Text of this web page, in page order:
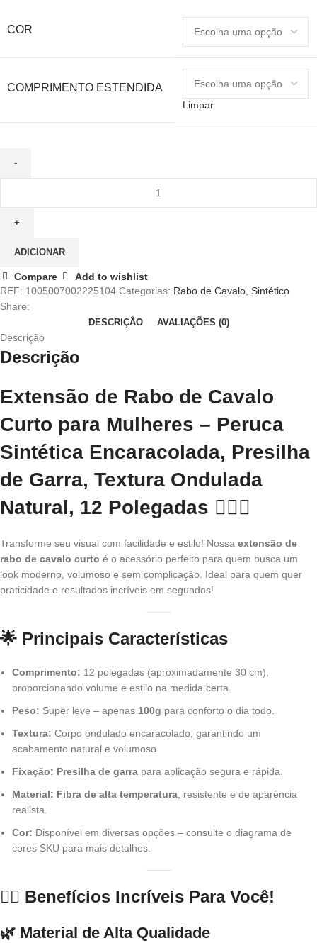
COR
COMPRIMENTO ESTENDIDA
Limpar
ADICIONAR
Compare
Add to wishlist
REF: 1005007002225104 Categorias: Rabo de Cavalo, Sintético
Share:
DESCRIÇÃO AVALIAÇÕES (0)
Descrição
Descrição
Extensão de Rabo de Cavalo
Curto para Mulheres – Peruca
Sintética Encaracolada, Presilha
de Garra, Textura Ondulada
Natural, 12 Polegadas 💁‍♀️✨
Transforme seu visual com facilidade e estilo! Nossa extensão de
rabo de cavalo curto é o acessório perfeito para quem busca um
look moderno, volumoso e sem complicação. Ideal para quem quer
praticidade e resultados incríveis em segundos!
🌟 Principais Características
Comprimento: 12 polegadas (aproximadamente 30 cm),
proporcionando volume e estilo na medida certa.
Peso: Super leve – apenas 100g para conforto o dia todo.
Textura: Corpo ondulado encaracolado, garantindo um
acabamento natural e volumoso.
Fixação: Presilha de garra para aplicação segura e rápida.
Material: Fibra de alta temperatura, resistente e de aparência
realista.
Cor: Disponível em diversas opções – consulte o diagrama de
cores SKU para mais detalhes.
💇‍♀️ Benefícios Incríveis Para Você!
🌿 Material de Alta Qualidade